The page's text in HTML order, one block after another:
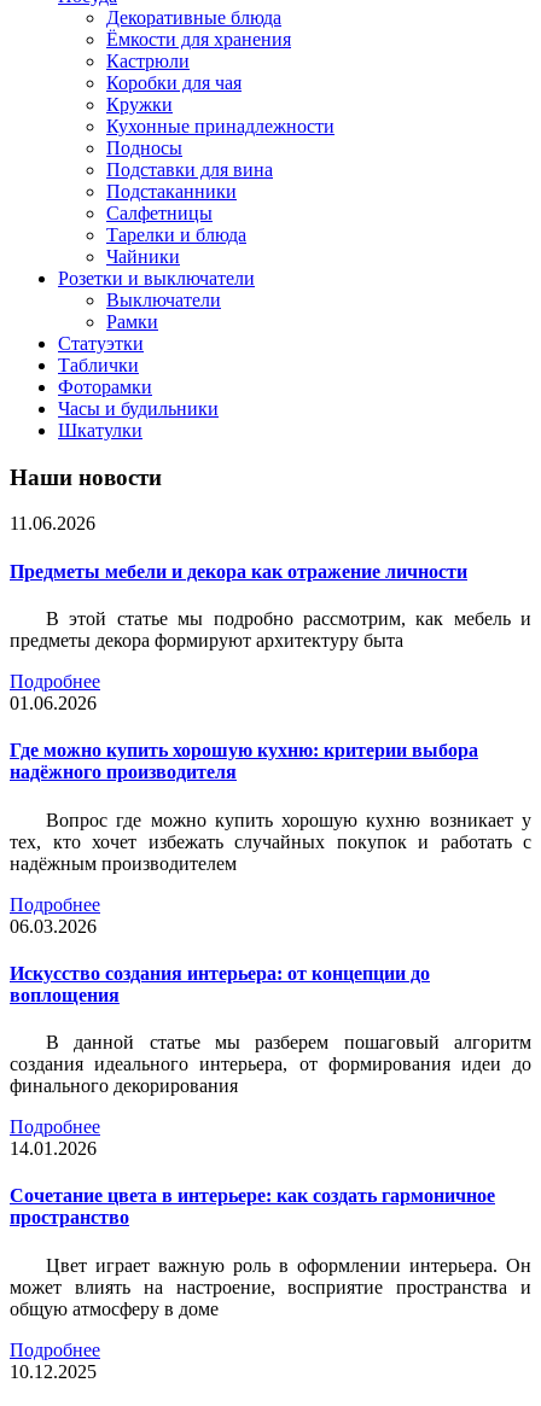
Декоративные блюда
Ёмкости для хранения
Кастрюли
Коробки для чая
Кружки
Кухонные принадлежности
Подносы
Подставки для вина
Подстаканники
Салфетницы
Тарелки и блюда
Чайники
Розетки и выключатели
Выключатели
Рамки
Статуэтки
Таблички
Фоторамки
Часы и будильники
Шкатулки
Наши новости
11.06.2026
Предметы мебели и декора как отражение личности
В этой статье мы подробно рассмотрим, как мебель и
предметы декора формируют архитектуру быта
Подробнее
01.06.2026
Где можно купить хорошую кухню: критерии выбора
надёжного производителя
Вопрос где можно купить хорошую кухню возникает у
тех, кто хочет избежать случайных покупок и работать с
надёжным производителем
Подробнее
06.03.2026
Искусство создания интерьера: от концепции до
воплощения
В данной статье мы разберем пошаговый алгоритм
создания идеального интерьера, от формирования идеи до
финального декорирования
Подробнее
14.01.2026
Сочетание цвета в интерьере: как создать гармоничное
пространство
Цвет играет важную роль в оформлении интерьера. Он
может влиять на настроение, восприятие пространства и
общую атмосферу в доме
Подробнее
10.12.2025